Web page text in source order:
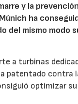
y la
ha
del mismo modo
a turbinas
patentado contra
optimizar